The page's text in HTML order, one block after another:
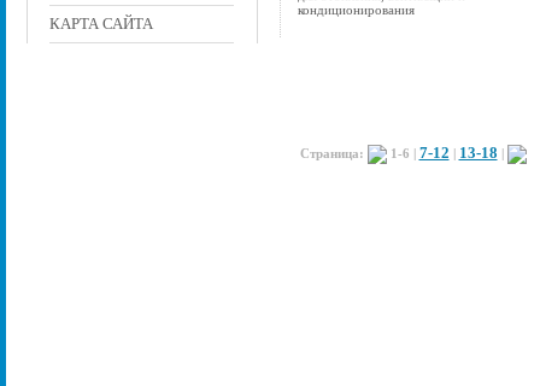
КАРТА САЙТА
кондиционирования
Страница: 1-6 | 7-12 | 13-18 |